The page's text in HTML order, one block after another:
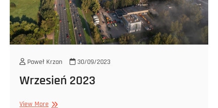
Paweł Krzan 30/09/2023
Wrzesień 2023
View MoreWrzesień